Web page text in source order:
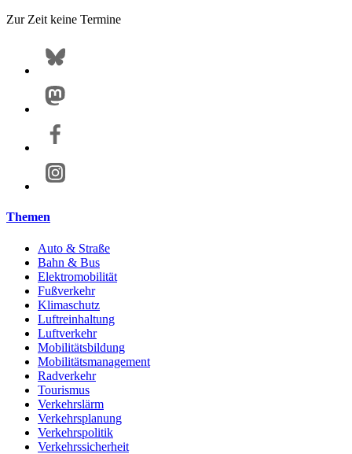
Zur Zeit keine Termine
Themen
Auto & Straße
Bahn & Bus
Elektromobilität
Fußverkehr
Klimaschutz
Luftreinhaltung
Luftverkehr
Mobilitätsbildung
Mobilitätsmanagement
Radverkehr
Tourismus
Verkehrslärm
Verkehrsplanung
Verkehrspolitik
Verkehrssicherheit